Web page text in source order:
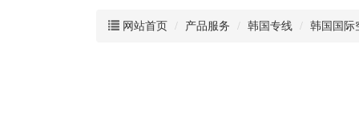
网站首页 产品服务 韩国专线 韩国国际